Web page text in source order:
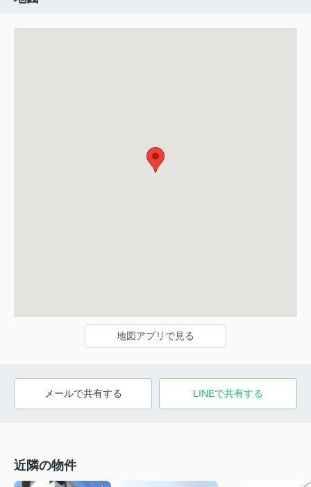
地図アプリで見る
メールで共有する LINEで共有する
近隣の物件